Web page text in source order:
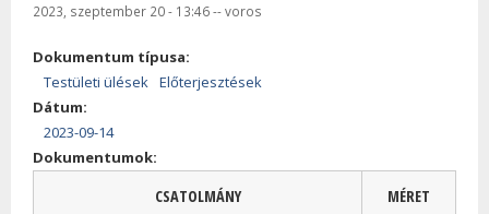
2023, szeptember 20 - 13:46--voros
Dokumentum típusa:
Testületi ülések
Előterjesztések
Dátum:
2023-09-14
Dokumentumok:
CSATOLMÁNY MÉRET